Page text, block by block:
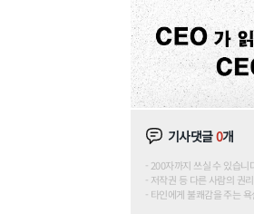
기사댓글0개
200자까지 쓰실 수 있습
저작권 등 다른 사람의 권
타인에게 불쾌감을 주는